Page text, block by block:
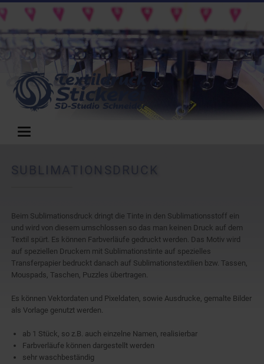
SUBLIMATIONSDRUCK
Beim Sublimationsdruck dringt die Tinte in den Sublimationsstoff ein
und wird von diesem umschlossen so das man keinen Druck auf dem
Textil spürt. Es können Farbverläufe gedruckt werden. Das Motiv wird
auf speziellen Druckern mit Sublimationstinte auf spezielles
Transferpapier bedruckt danach auf Sublimationstextilien bzw. Tassen,
Mouspads, Taschen, Puzzles übertragen.
Es können Vektordaten und Pixeldaten, sowie Ausdrucke, gemalte Bilder
als Vorlage genutzt werden.
ab 1 Stück, so z.B. auch einzelne Namen, realisierbar
Farbverläufe können dargestellt werden
sehr waschbeständig